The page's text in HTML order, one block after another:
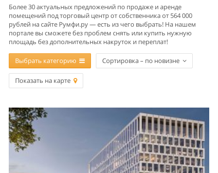
Более 30 актуальных предложений по продаже и аренде
помещений под торговый центр от собственника от 564 000
рублей на сайте Румфи.ру — есть из чего выбрать! На нашем
портале вы сможете без проблем снять или купить нужную
площадь без дополнительных накруток и переплат!
Выбрать категорию Сортировка – по новизне
Показать на карте